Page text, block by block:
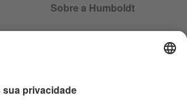
Sobre a Humboldt
nas redes sociais